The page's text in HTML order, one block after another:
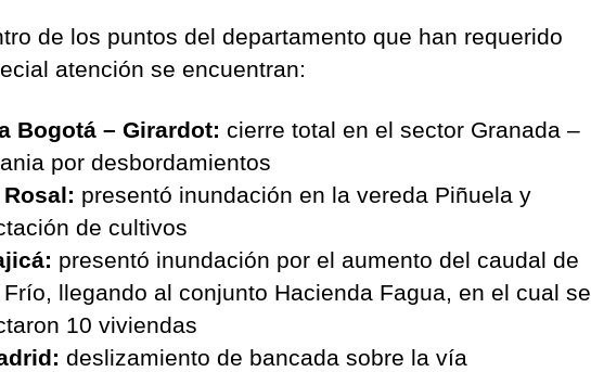
de los puntos del departamento que han requerido
atención se encuentran:
Bogotá – Girardot: cierre total en el sector Granada –
por desbordamientos
Rosal: presentó inundación en la vereda Piñuela y
de cultivos
presentó inundación por el aumento del caudal de
llegando al conjunto Hacienda Fagua, en el cual se
10 viviendas
deslizamiento de bancada sobre la vía